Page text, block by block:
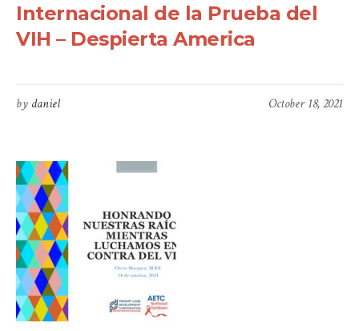
Internacional de la Prueba del
VIH – Despierta America
October 18, 2021
by daniel